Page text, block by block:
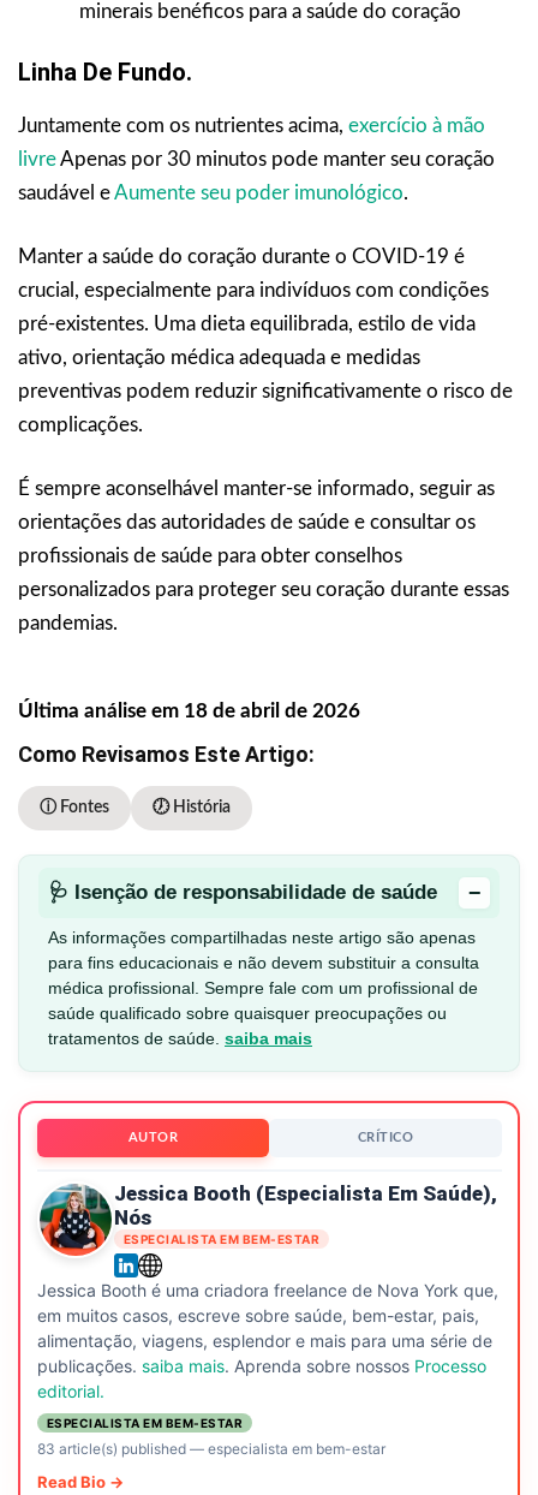
minerais benéficos para a saúde do coração
Linha De Fundo.
Juntamente com os nutrientes acima, exercício à mão
livreApenas por 30 minutos pode manter seu coração
saudável eAumente seu poder imunológico.
Manter a saúde do coração durante o COVID-19 é
crucial, especialmente para indivíduos com condições
pré-existentes. Uma dieta equilibrada, estilo de vida
ativo, orientação médica adequada e medidas
preventivas podem reduzir significativamente o risco de
complicações.
É sempre aconselhável manter-se informado, seguir as
orientações das autoridades de saúde e consultar os
profissionais de saúde para obter conselhos
personalizados para proteger seu coração durante essas
pandemias.
Última análise em 18 de abril de 2026
Como Revisamos Este Artigo:
ⓘ Fontes 🕖 História
🩺 Isenção de responsabilidade de saúde −
As informações compartilhadas neste artigo são apenas
para fins educacionais e não devem substituir a consulta
médica profissional. Sempre fale com um profissional de
saúde qualificado sobre quaisquer preocupações ou
tratamentos de saúde. saiba mais
AUTOR CRÍTICO
Jessica Booth (especialista Em Saúde),
Nós
ESPECIALISTA EM BEM-ESTAR
Jessica Booth é uma criadora freelance de Nova York que,
em muitos casos, escreve sobre saúde, bem-estar, pais,
alimentação, viagens, esplendor e mais para uma série de
publicações. saiba mais. Aprenda sobre nossos Processo
editorial.
ESPECIALISTA EM BEM-ESTAR
83 article(s) published— especialista em bem-estar
Read Bio →